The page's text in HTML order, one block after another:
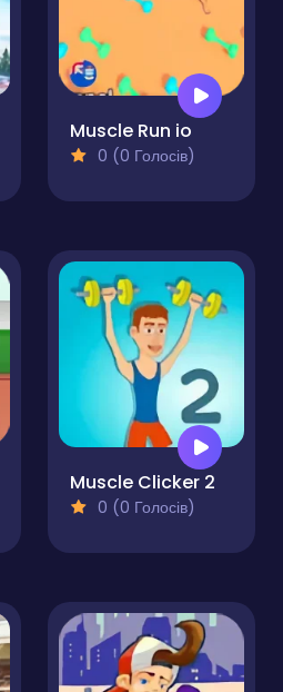
Muscle Run io
0 (0 Голосів)
Muscle Clicker 2
0 (0 Голосів)